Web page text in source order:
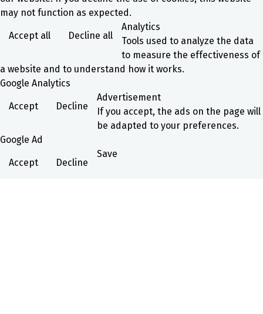
may not function as expected.
Accept all Decline all
Analytics
Tools used to analyze the data
to measure the effectiveness of
a website and to understand how it works.
Google Analytics
Accept Decline
Advertisement
If you accept, the ads on the page will
be adapted to your preferences.
Google Ad
Accept Decline
Save